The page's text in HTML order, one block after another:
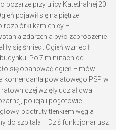
pożarze przy ulicy Katedralnej 20.
pojawił się na piętrze
rozbiórki kamienicy –
zdarzenia było zaprószenie
się śmieci. Ogień wzniecił
Po 7 minutach od
się opanować ogień – mówi
komendanta powiatowego PSP w
wzięły udział dwa
policja i pogotowie.
podtruty tlenkiem węgla
do szpitala – Dziś funkcjonariusz